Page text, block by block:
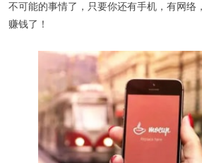
不可能的事情了，只要你还有手机，有网络
赚钱了！